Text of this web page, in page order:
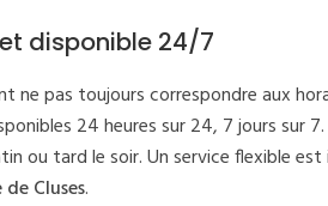
disponible 24/7
ne pas toujours correspondre aux
24 heures sur 24, 7 jours sur
ou tard le soir. Un service flexible
Cluses.